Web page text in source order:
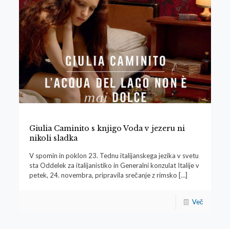
Giulia Caminito s knjigo Voda v jezeru ni
nikoli sladka
V spomin in poklon 23. Tednu italijanskega jezika v svetu
sta Oddelek za italijanistiko in Generalni konzulat Italije v
petek, 24. novembra, pripravila srečanje z rimsko […]
Več